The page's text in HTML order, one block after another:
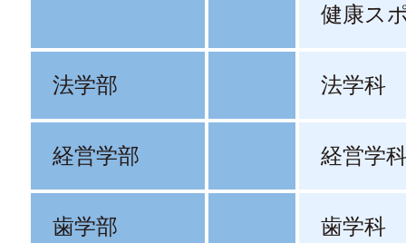
健康ス
法学部 法学科
経営学部 経営学
歯学部 歯学科